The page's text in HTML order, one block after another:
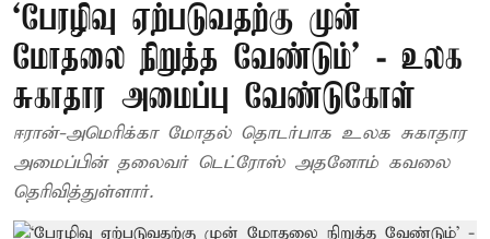
‘பேரழிவு ஏற்படுவதற்கு முன்
மோதலை நிறுத்த வேண்டும்’ - உலக
சுகாதார அமைப்பு வேண்டுகோள்
ஈரான்-அமெரிக்கா மோதல் தொடர்பாக உலக சுகாதார
அமைப்பின் தலைவர் டெட்ரோஸ் அதனோம் கவலை
தெரிவித்துள்ளார்.